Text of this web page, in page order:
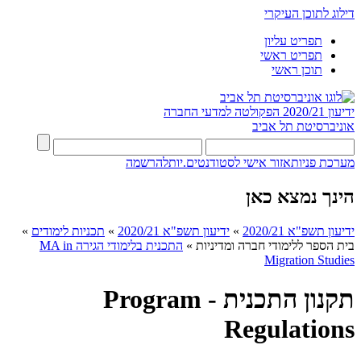
דילוג לתוכן העיקרי
תפריט עליון
תפריט ראשי
תוכן ראשי
ידיעון 2020/21
הפקולטה למדעי החברה
אוניברסיטת תל אביב
מערכת פניותאזור אישי לסטודנטים.יותלהרשמה
הינך נמצא כאן
ידיעון תשפ"א 2020/21 » ידיעון תשפ"א 2020/21 » תכניות לימודים »
בית הספר ללימודי חברה ומדיניות »
התכנית בלימודי הגירה MA in
Migration Studies​
תקנון התכנית - Program
Regulations